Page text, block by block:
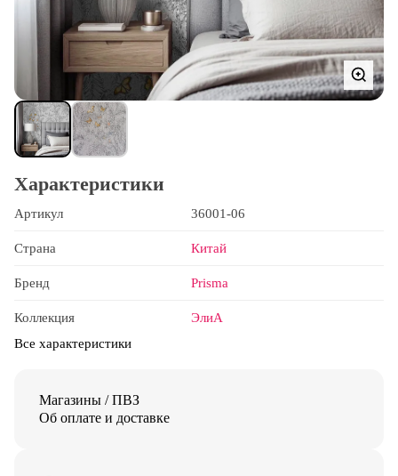
Характеристики
Артикул 36001-06
Страна Китай
Бренд Prisma
Коллекция
ЭлиА
Все характеристики
Магазины / ПВЗ
Об оплате и доставке